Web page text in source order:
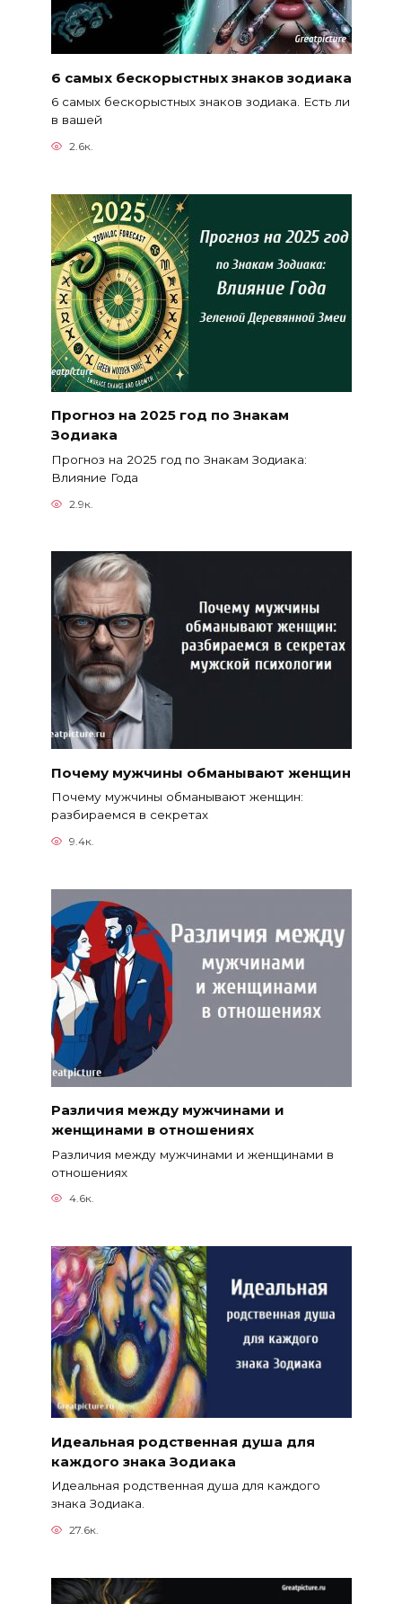
6 самых бескорыстных знаков зодиака
6 самых бескорыстных знаков зодиака. Есть ли
в вашей
2.6к.
Прогноз на 2025 год по Знакам
Зодиака
Прогноз на 2025 год по Знакам Зодиака:
Влияние Года
2.9к.
Почему мужчины обманывают женщин
Почему мужчины обманывают женщин:
разбираемся в секретах
9.4к.
Различия между мужчинами и
женщинами в отношениях
Различия между мужчинами и женщинами в
отношениях
4.6к.
Идеальная родственная душа для
каждого знака Зодиака
Идеальная родственная душа для каждого
знака Зодиака.
27.6к.